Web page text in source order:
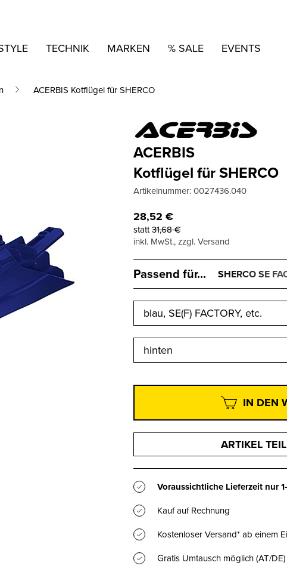
TECHNIK MARKEN % SALE EVENTS
ACERBIS Kotflügel für SHERCO
ACERBIS
Kotflügel für SHERCO
Artikelnummer:0027436.040
28,52€
statt31,68€
inkl. MwSt., zzgl. Versand
Passend für... SHERCO SE
blau, SE(F) FACTORY, etc.
hinten
IN DEN
ARTIKEL
Voraussichtliche Lieferzeit nur
Kauf auf Rechnung
Kostenloser Versand* ab einem
Gratis Umtausch möglich (AT/DE)